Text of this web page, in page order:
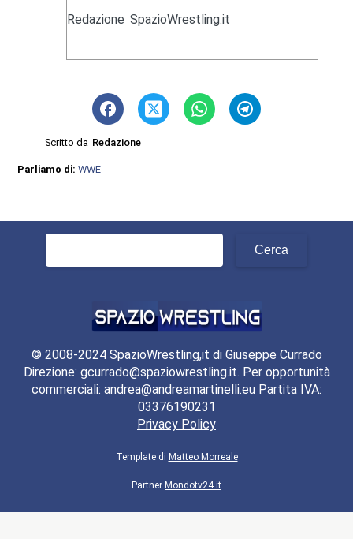
sono icone che definiscono un’era. Se Hulk
Hogan rappresenta al meglio la Golden Era degli
Hogan ha trasformato insieme ai McMahon il
wrestling in un fenomeno di massa ed è
considerato da molti la più grande Superstar di
tutti i tempi. Nella seconda metà degli anni ’90
insieme ad altre leggende della WWE firmò per
la WCW mettendo in pericolo il futuro della
anarchico come pochi, la WWE prima raggiunse i